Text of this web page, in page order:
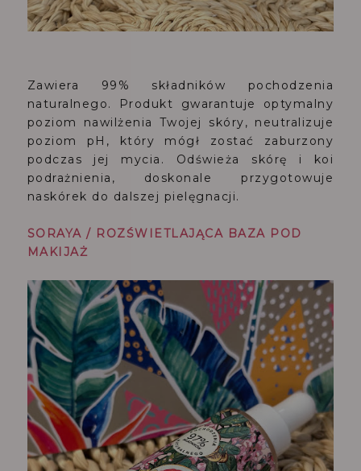
Zawiera 99% składników pochodzenia
naturalnego. Produkt gwarantuje optymalny
poziom nawilżenia Twojej skóry, neutralizuje
poziom pH, który mógł zostać zaburzony
podczas jej mycia. Odświeża skórę i koi
podrażnienia, doskonale przygotowuje
naskórek do dalszej pielęgnacji.
SORAYA / ROZŚWIETLAJĄCA BAZA POD
MAKIJAŻ